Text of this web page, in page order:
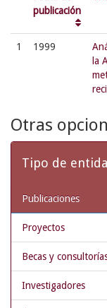
publicación
1 1999
la
Otras
Tipo de
Publicaciones
Proyectos
Becas y
Investigadores